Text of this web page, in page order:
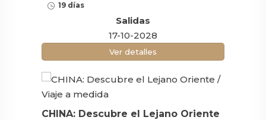
19 días
Salidas
17-10-2028
Ver detalles
CHINA: Descubre el Lejano Oriente